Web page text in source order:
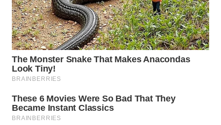
TRAVEL
WAHANA
TV
WAHANANEWS
ID
WAHANANEWS
CO ID